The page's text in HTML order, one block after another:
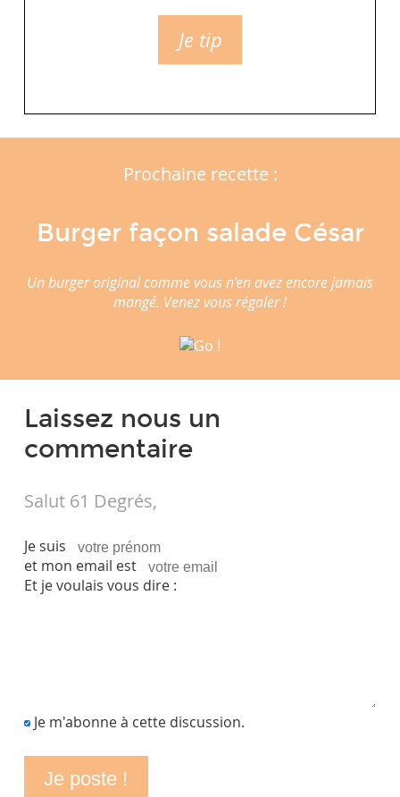
Je tip
Prochaine recette :
Burger façon salade César
Un burger original comme vous n'en avez encore jamais
mangé. Venez vous régaler !
Laissez nous un
commentaire
Salut 61 Degrés,
Je suis
et mon email est
Et je voulais vous dire :
Je m'abonne à cette discussion.